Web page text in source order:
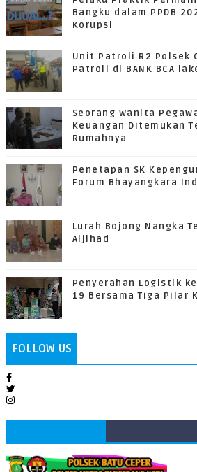
Bangku dalam PPDB
Korupsi
Unit Patroli R2 Polsek
Patroli di BANK BCA
Seorang Wanita
Keuangan Ditemukan
Rumahnya
Penetapan SK
Forum Bhayangkara
Lurah Bojong Nangka
Aljihad
Penyerahan Logistik
19 Bersama Tiga Pilar
FOLLOW US